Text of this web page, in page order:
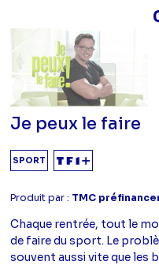
Je peux le faire
SPORT
Produit par : TMC
Chaque rentrée, tout le
de faire du sport. Le
souvent aussi vite que les